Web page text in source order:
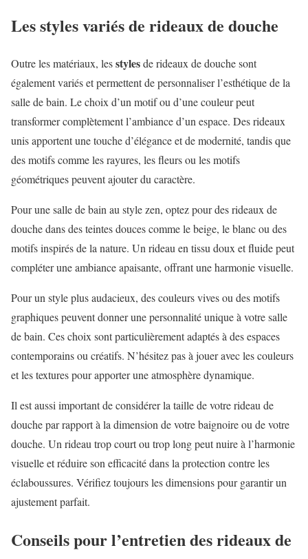
Les styles variés de rideaux de douche
Outre les matériaux, lesstylesde rideaux de douche sont
également variés et permettent de personnaliser l’esthétique de la
salle de bain. Le choix d’un motif ou d’une couleur peut
transformer complètement l’ambiance d’un espace. Des rideaux
unis apportent une touche d’élégance et de modernité, tandis que
des motifs comme les rayures, les fleurs ou les motifs
géométriques peuvent ajouter du caractère.
Pour une salle de bain au style zen, optez pour des rideaux de
douche dans des teintes douces comme le beige, le blanc ou des
motifs inspirés de la nature. Un rideau en tissu doux et fluide peut
compléter une ambiance apaisante, offrant une harmonie visuelle.
Pour un style plus audacieux, des couleurs vives ou des motifs
graphiques peuvent donner une personnalité unique à votre salle
de bain. Ces choix sont particulièrement adaptés à des espaces
contemporains ou créatifs. N’hésitez pas à jouer avec les couleurs
et les textures pour apporter une atmosphère dynamique.
Il est aussi important de considérer la taille de votre rideau de
douche par rapport à la dimension de votre baignoire ou de votre
douche. Un rideau trop court ou trop long peut nuire à l’harmonie
visuelle et réduire son efficacité dans la protection contre les
éclaboussures. Vérifiez toujours les dimensions pour garantir un
ajustement parfait.
Conseils pour l’entretien des rideaux de